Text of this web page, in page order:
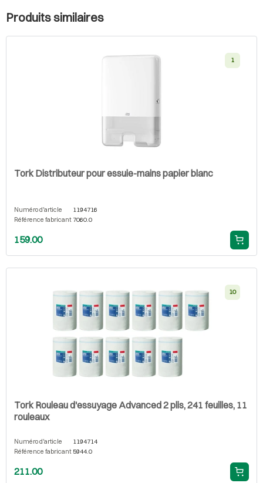
Produits similaires
1
Tork Distributeur pour essuie-mains papier blanc
Numéro d'article
1194716
Référence fabricant 7060.0
159.00
10
Tork Rouleau d'essuyage Advanced 2 plis, 241 feuilles, 11
rouleaux
Numéro d'article
1194714
Référence fabricant 5944.0
211.00